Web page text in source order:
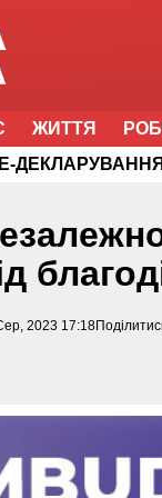
ЖИТТЯ
Е-ДЕКЛАРУВАННЯ
2023 17:18